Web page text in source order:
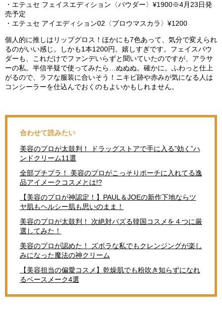
・エテュセ フェイスエディション〈パウダー〉¥1900※4月23日発
売予定
・エテュセ アイエディション02〈ブロウマスカラ〉¥1200
個人的に推しはリップグロス！ほかにも7色あって、気分で変えられ
るのがいい感じ。しかも1本1200円。嬉しすぎです。フェイスパウ
ダーも、これだけでファンデいらずと聞いていたのですが、アラサ
ーの私。半信半疑で使ってみたら…ぬぬぬ。確かに。ふわっと仕上
がるので、ラフな服装に合いそう！ニキビ跡や赤みが気になる人は
コンシーラーを仕込んでおくのもよいかもしれません。
合わせて読みたい
美容のプロが太鼓判！ ドラッグストアで手に入る”効く”ハ
ンドクリーム11選
全部プチプラ！ 美容のプロがこっそりポーチに入れてる逸
品アイメークコスメとは!?
【美容のプロが神認定！】PAUL＆JOEの新作下地ならツ
ヤ肌もヘルシー肌も思いのまま！
美容のプロが太鼓判！ 次絶対バズる韓国コスメを４つに厳
選してみた！
美容のプロが認めた！ ズボラな私でもクレンジングが楽し
みになった魔法の神クリーム
【美容担当の偏愛コスメ】乾燥肌でも粉吹き知らずになれ
るベースメーク4選